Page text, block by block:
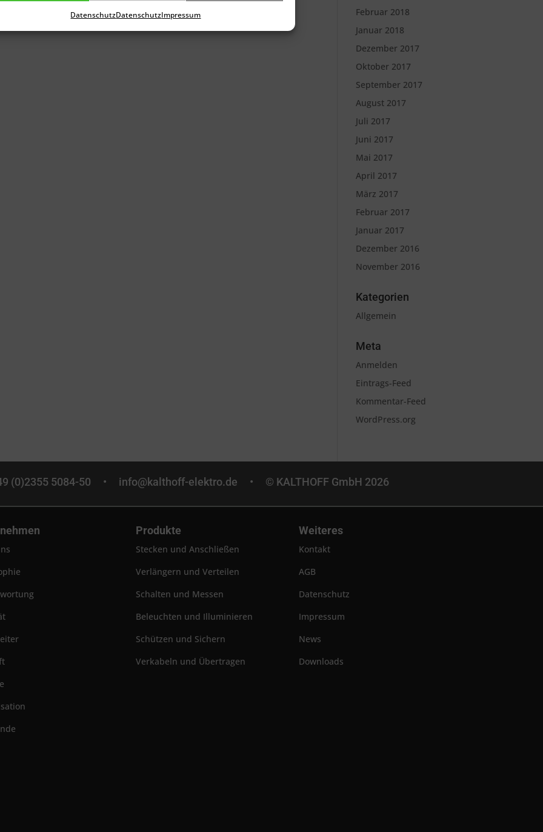
DatenschutzDatenschutzImpressum
Februar 2018
Januar 2018
Dezember 2017
Oktober 2017
September 2017
August 2017
Juli 2017
Juni 2017
Mai 2017
April 2017
März 2017
Februar 2017
Januar 2017
Dezember 2016
November 2016
Kategorien
Allgemein
Meta
Anmelden
Eintrags-Feed
Kommentar-Feed
WordPress.org
(0)2355 5084-50 • info@kalthoff-elektro.de • © KALTHOFF GmbH 2026
Produkte
Stecken und Anschließen
Verlängern und Verteilen
Schalten und Messen
Beleuchten und Illuminieren
Schützen und Sichern
Verkabeln und Übertragen
Weiteres
Kontakt
AGB
Datenschutz
Impressum
News
Downloads